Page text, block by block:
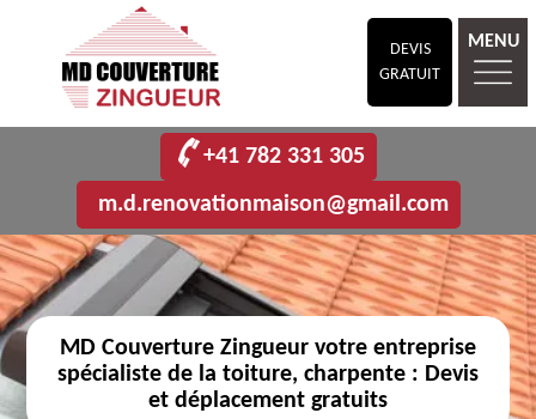
DEVIS
GRATUIT
MENU
+41 782 331 305
m.d.renovationmaison@gmail.com
MD Couverture Zingueur votre entreprise
spécialiste de la toiture, charpente : Devis
et déplacement gratuits